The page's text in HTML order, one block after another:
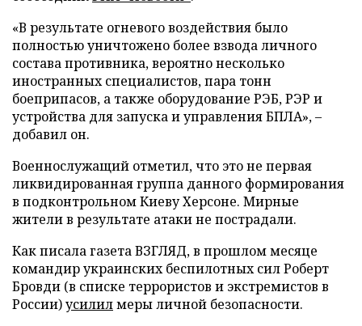
«В результате огневого воздействия было
полностью уничтожено более взвода личного
состава противника, вероятно несколько
иностранных специалистов, пара тонн
боеприпасов, а также оборудование РЭБ, РЭР и
устройства для запуска и управления БПЛА», –
добавил он.
Военнослужащий отметил, что это не первая
ликвидированная группа данного формирования
в подконтрольном Киеву Херсоне. Мирные
жители в результате атаки не пострадали.
Как писала газета ВЗГЛЯД, в прошлом месяце
командир украинских беспилотных сил Роберт
Бровди (в списке террористов и экстремистов в
России)усилилмеры личной безопасности.